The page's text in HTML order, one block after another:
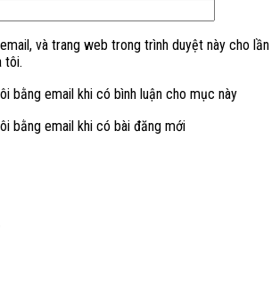
và trang web trong trình duyệt này cho lần
tôi.
bằng email khi có bình luận cho mục này
bằng email khi có bài đăng mới